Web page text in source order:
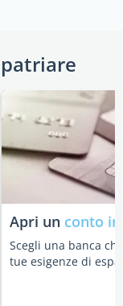
Apri un conto
Scegli una banca
tue esigenze di